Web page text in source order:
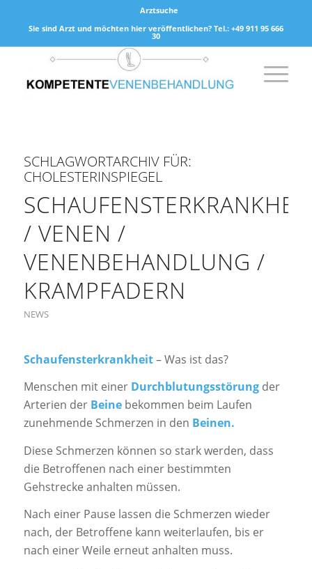
Arztsuche
Sie sind Arzt und möchten hier veröffentlichen? Tel.: +49 911 95 666
30
SCHLAGWORTARCHIV FÜR:
CHOLESTERINSPIEGEL
/ VENEN /
VENENBEHANDLUNG /
KRAMPFADERN
NEWS
Schaufensterkrankheit– Was ist das?
Menschen mit einer Durchblutungsstörungder
Arterien der Beinebekommen beim Laufen
zunehmende Schmerzen in den Beinen.
Diese Schmerzen können so stark werden, dass
die Betroffenen nach einer bestimmten
Gehstrecke anhalten müssen.
Nach einer Pause lassen die Schmerzen wieder
nach, der Betroffene kann weiterlaufen, bis er
nach einer Weile erneut anhalten muss.